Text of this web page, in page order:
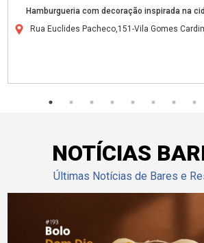
Hamburgueria com decoração inspirada na
Rua Euclides Pacheco,151-Vila Gomes
NOTÍCIAS
Últimas Notícias de Bares e